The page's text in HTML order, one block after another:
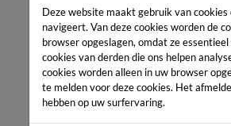
Deze website maakt gebruik van
navigeert. Van deze cookies worden de
browser opgeslagen, omdat ze
cookies van derden die ons helpen
cookies worden alleen in uw browser
te melden voor deze cookies. Het
hebben op uw surfervaring.